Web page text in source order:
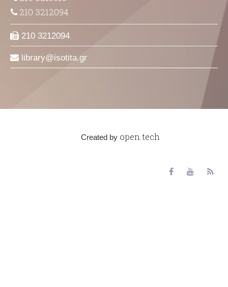
210 3212094
210 3212094
library isotita gr
Created by open.tech